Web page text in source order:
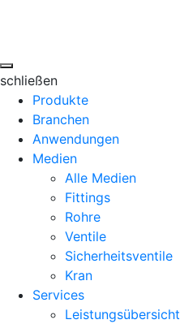
schließen
Produkte
Branchen
Anwendungen
Medien
Alle Medien
Fittings
Rohre
Ventile
Sicherheitsventile
Kran
Services
Leistungsübersicht